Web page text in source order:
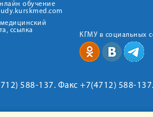
обучение
ссылка
КГМУ в социальных
588-137. Факс +7(4712) 588-